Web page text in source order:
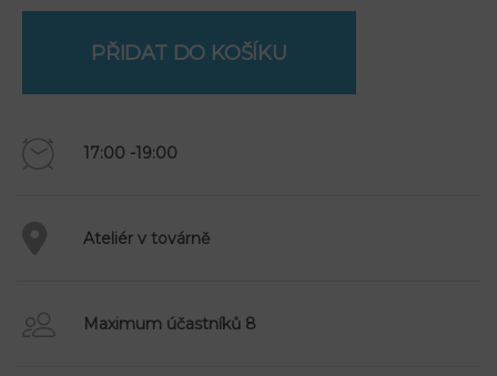
PŘIDAT DO KOŠÍKU
17:00 -19:00
Ateliér v továrně
Maximum účastníků 8